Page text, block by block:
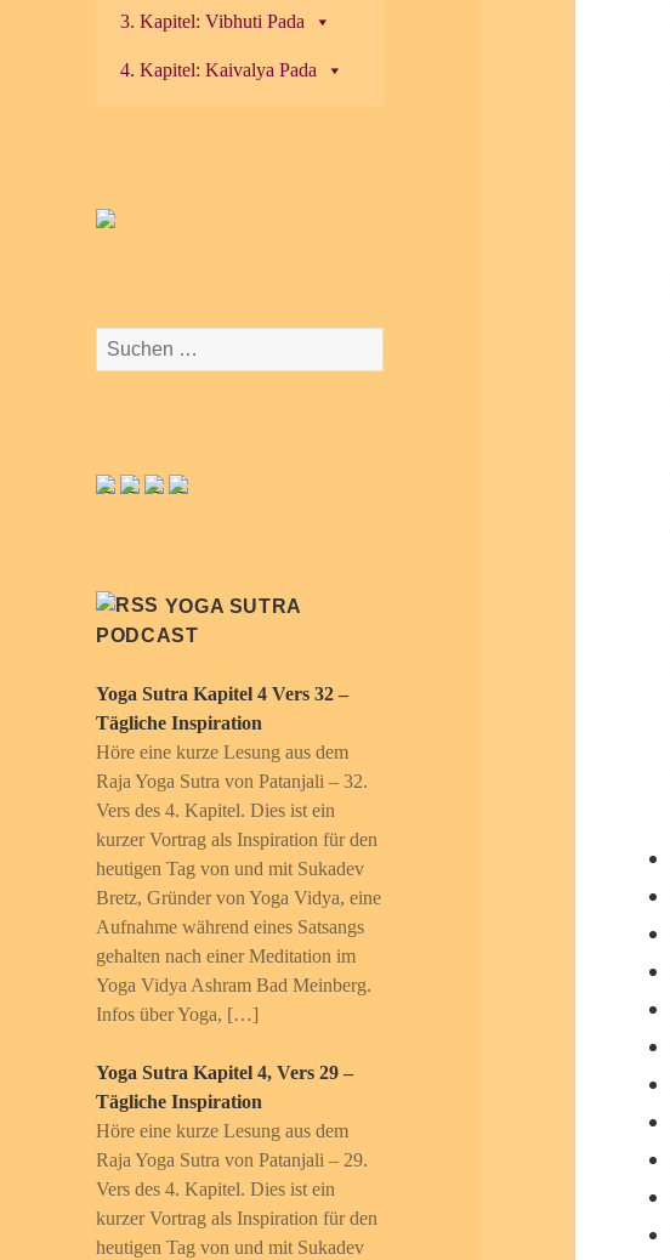
3. Kapitel: Vibhuti Pada
4. Kapitel: Kaivalya Pada
Suchen
nach:
YOGA SUTRA
PODCAST
Yoga Sutra Kapitel 4 Vers 32 –
Tägliche Inspiration
Höre eine kurze Lesung aus dem
Raja Yoga Sutra von Patanjali – 32.
Vers des 4. Kapitel. Dies ist ein
kurzer Vortrag als Inspiration für den
heutigen Tag von und mit Sukadev
Bretz, Gründer von Yoga Vidya, eine
Aufnahme während eines Satsangs
gehalten nach einer Meditation im
Yoga Vidya Ashram Bad Meinberg.
Infos über Yoga, […]
Yoga Sutra Kapitel 4, Vers 29 –
Tägliche Inspiration
Höre eine kurze Lesung aus dem
Raja Yoga Sutra von Patanjali – 29.
Vers des 4. Kapitel. Dies ist ein
kurzer Vortrag als Inspiration für den
heutigen Tag von und mit Sukadev